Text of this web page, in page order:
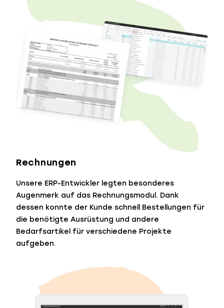
Rechnungen
Unsere ERP-Entwickler legten besonderes
Augenmerk auf das Rechnungsmodul. Dank
dessen konnte der Kunde schnell Bestellungen für
die benötigte Ausrüstung und andere
Bedarfsartikel für verschiedene Projekte
aufgeben.